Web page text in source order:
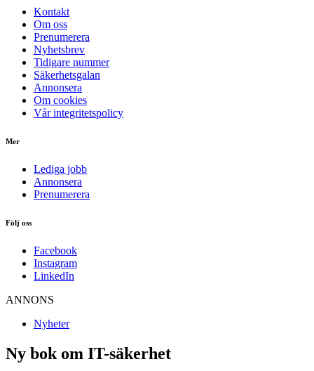
Kontakt
Om oss
Prenumerera
Nyhetsbrev
Tidigare nummer
Säkerhetsgalan
Annonsera
Om cookies
Vår integritetspolicy
Mer
Lediga jobb
Annonsera
Prenumerera
Följ oss
Facebook
Instagram
LinkedIn
ANNONS
Nyheter
Ny bok om IT-säkerhet